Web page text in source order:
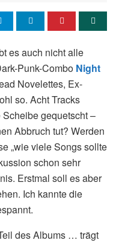
es auch nicht alle
Punk-Combo Night
Novelettes, Ex-
so. Acht Tracks
gequetscht –
Abbruch tut? Werden
„wie viele Songs sollte
schon sehr
Erstmal soll es aber
Ich kannte die
des Albums … trägt